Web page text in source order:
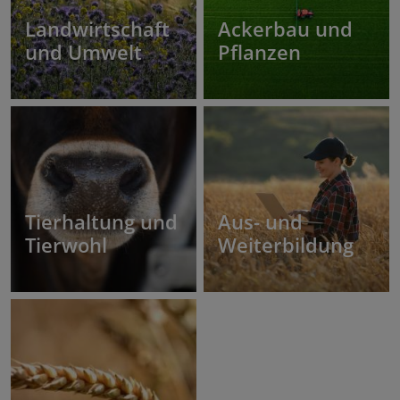
Landseniorenverband Hessen
Landwirtschaft
und Umwelt
Ackerbau und
Pflanzen
Tierhaltung und
Tierwohl
Aus- und
Weiterbildung